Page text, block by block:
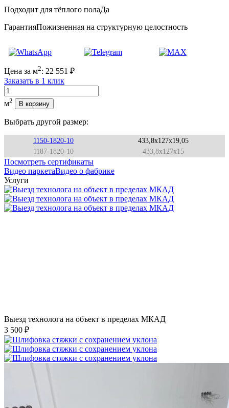
Подходит для тёплого полаДа
ГарантияПожизненная на структурную целостность
Цена за м2: 22 551 ₽
Заказать в 1 клик
Количество
м2 В корзину
Выбрать другой размер:
1150-1820-10
433,8x127x19,05
1187-1820-10
433,8x127x15
Посмотреть сертификаты
Видео паркетаВидео о фабрике
Услуги
Выезд технолога на объект в пределах МКАД
3 500 ₽